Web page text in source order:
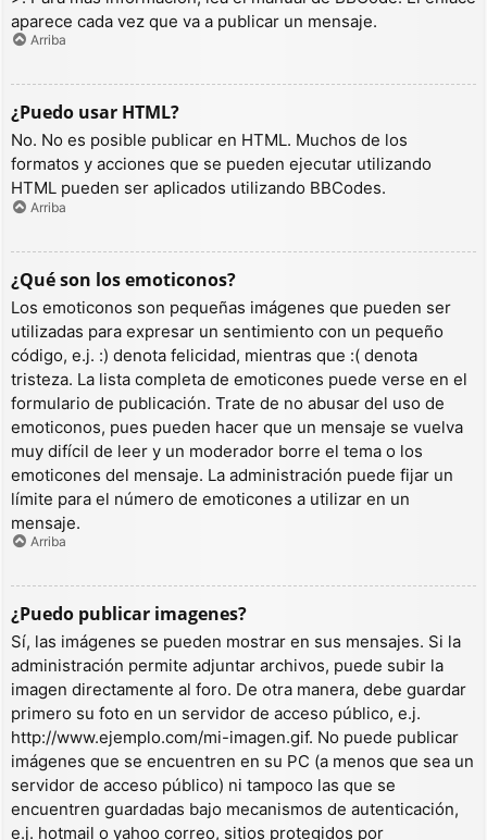
aparece cada vez que va a publicar un mensaje.
Arriba
¿Puedo usar HTML?
No. No es posible publicar en HTML. Muchos de los
formatos y acciones que se pueden ejecutar utilizando
HTML pueden ser aplicados utilizando BBCodes.
Arriba
¿Qué son los emoticonos?
Los emoticonos son pequeñas imágenes que pueden ser
utilizadas para expresar un sentimiento con un pequeño
código, e.j. :) denota felicidad, mientras que :( denota
tristeza. La lista completa de emoticones puede verse en el
formulario de publicación. Trate de no abusar del uso de
emoticonos, pues pueden hacer que un mensaje se vuelva
muy difícil de leer y un moderador borre el tema o los
emoticones del mensaje. La administración puede fijar un
límite para el número de emoticones a utilizar en un
mensaje.
Arriba
¿Puedo publicar imagenes?
Sí, las imágenes se pueden mostrar en sus mensajes. Si la
administración permite adjuntar archivos, puede subir la
imagen directamente al foro. De otra manera, debe guardar
primero su foto en un servidor de acceso público, e.j.
http://www.ejemplo.com/mi-imagen.gif. No puede publicar
imágenes que se encuentren en su PC (a menos que sea un
servidor de acceso público) ni tampoco las que se
encuentren guardadas bajo mecanismos de autenticación,
e.j. hotmail o yahoo correo, sitios protegidos por